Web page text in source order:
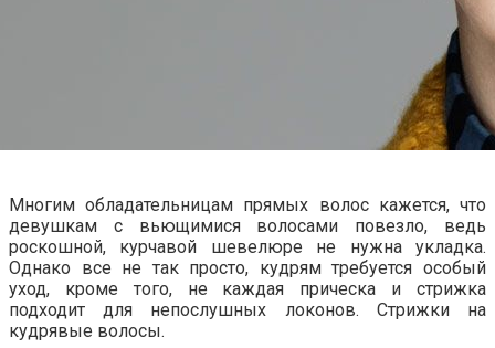
Многим обладательницам прямых волос кажется, что
девушкам с вьющимися волосами повезло, ведь
роскошной, курчавой шевелюре не нужна укладка.
Однако все не так просто, кудрям требуется особый
уход, кроме того, не каждая прическа и стрижка
подходит для непослушных локонов. Стрижки на
кудрявые волосы.